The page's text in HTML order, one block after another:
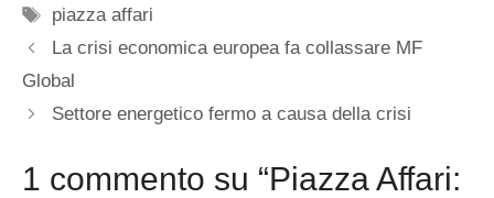
Tag
piazza affari
La crisi economica europea fa collassare MF
Global
Settore energetico fermo a causa della crisi
1 commento su “Piazza Affari: